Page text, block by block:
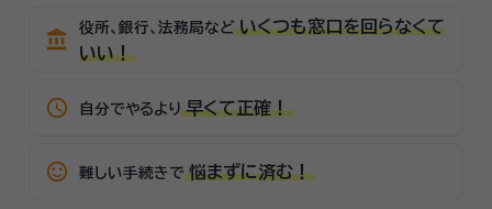
account_balance 役所、銀行、法務局など いくつも窓口を回らなくて
いい！
schedule 自分でやるより 早くて正確！
sentiment_satisfied_alt 難しい手続きで 悩まずに済む！